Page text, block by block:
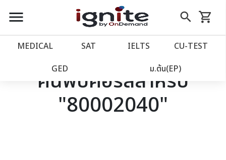
close
account_balance หน้าแรก
เว็บไซต์อิกไนท์
โปรโมชั่น
menu search
Skip
to
shopping_cart
รถเข็น
MEDICAL SAT IELTS CU‑TEST
GED ม.ต้น(EP)
ค้นพบคอร์สสำหรับ
"80002040"